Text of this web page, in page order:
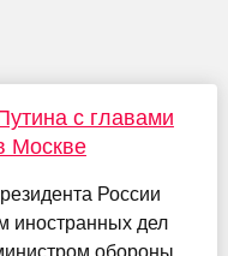
с главами
Москве
России
иностранных дел
обороны